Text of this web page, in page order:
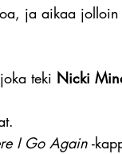
ja aikaa
teki Nicki
I Go Again -